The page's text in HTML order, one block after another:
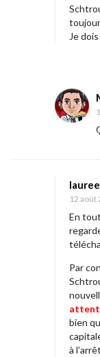
s
Je
12 août
En
Par
bien
à